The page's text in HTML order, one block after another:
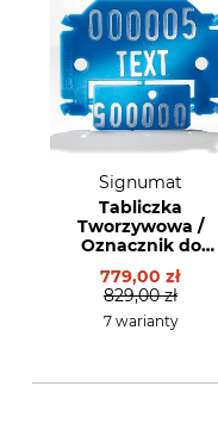
Signumat
Tabliczka
Tworzywowa /
Oznacznik do
cechowania drewna
typ 03 - dwie linie z
kuponem
779,00 zł
829,00 zł
7 warianty